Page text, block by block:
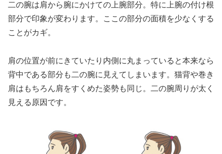
二の腕は肩から腕にかけての上腕部分。特に上腕の付け根
部分で印象が変わります。ここの部分の面積を少なくする
ことがカギ。
肩の位置が前にきていたり内側に丸まっていると本来なら
背中である部分も二の腕に見えてしまいます。猫背や巻き
肩はもちろん肩をすくめた姿勢も同じ。二の腕周りが太く
見える原因です。